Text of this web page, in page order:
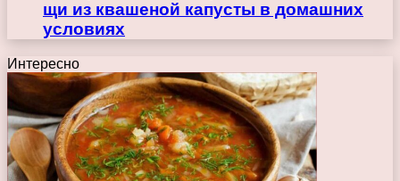
щи из квашеной капусты в домашних
условиях
Интересно